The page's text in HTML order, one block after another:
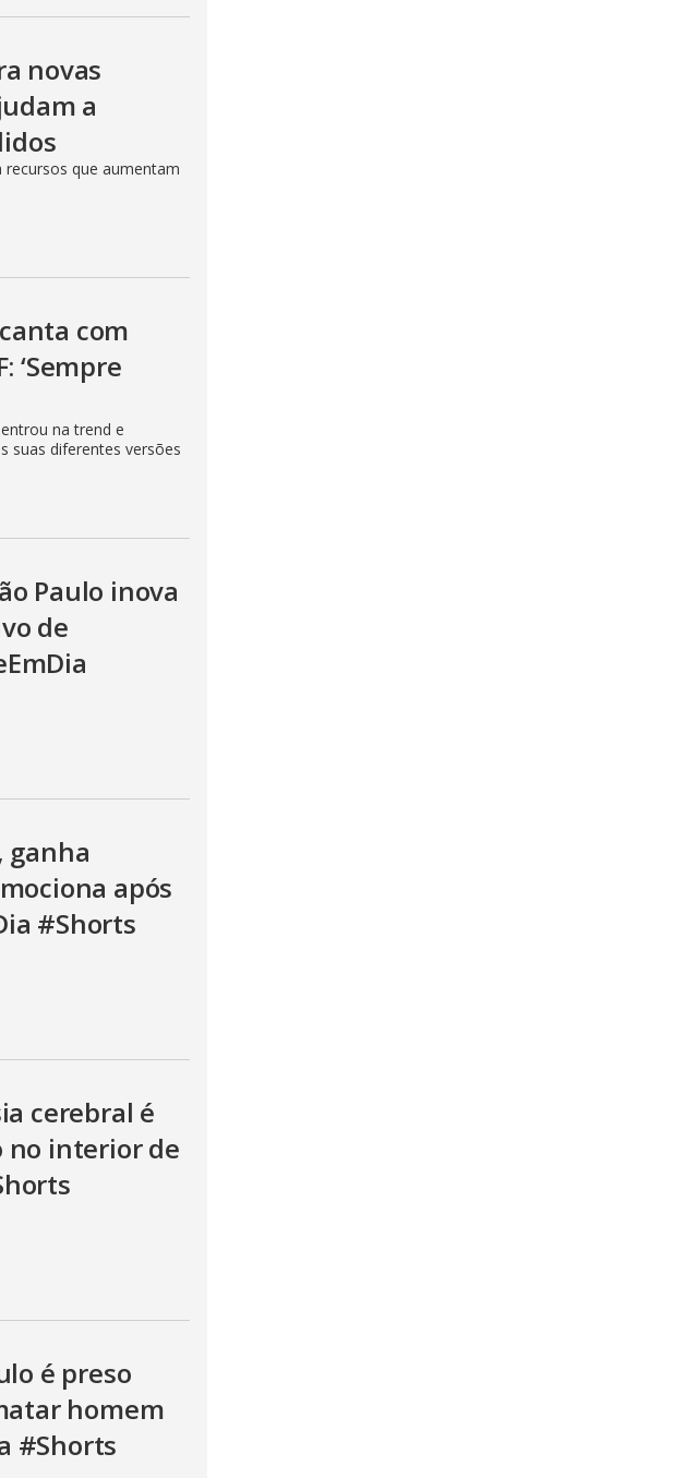
novas
a
recursos que aumentam
com
‘Sempre
na trend e
suas diferentes versões
Paulo inova
de
ganha
após
#Shorts
cerebral é
no interior de
é preso
homem
#Shorts